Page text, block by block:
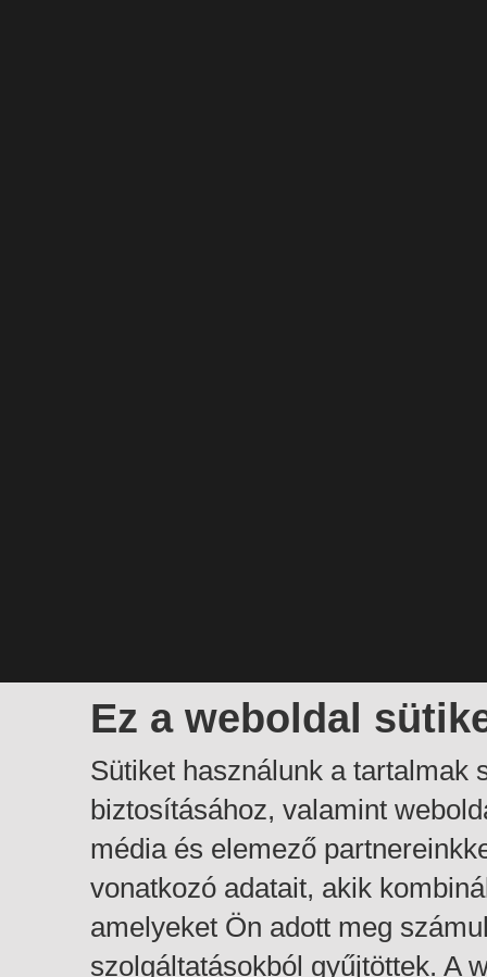
Ez a weboldal
Sütiket használunk a tartalmak
biztosításához, valamint
média és elemező
vonatkozó adatait, akik
amelyeket Ön adott meg
szolgáltatásokból gyűjtöttek. A